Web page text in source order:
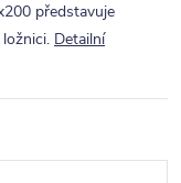
představuje
Detailní